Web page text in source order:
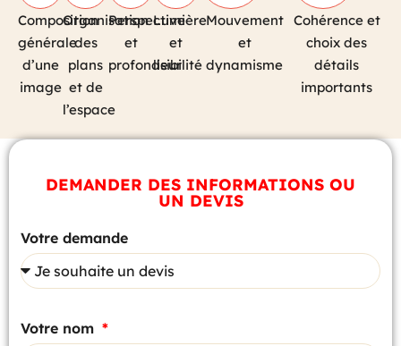
Composition
générale
d’une
image
Organisation
des
plans
et de
l’espace
Perspective
et
profondeur
Lumière
et
lisibilité
Mouvement
et
dynamisme
Cohérence et
choix des
détails
importants
DEMANDER DES INFORMATIONS OU
UN DEVIS
Votre demande
Votre nom